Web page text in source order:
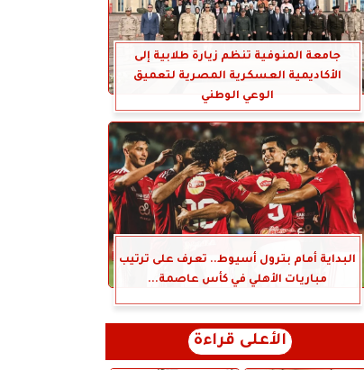
جامعة المنوفية تنظم زيارة طلابية إلى
الأكاديمية العسكرية المصرية لتعميق
الوعي الوطني
البداية أمام بترول أسيوط.. تعرف على ترتيب
مباريات الأهلي في كأس عاصمة...
الأعلى قراءة